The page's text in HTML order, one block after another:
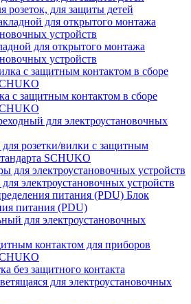
розеток, для защиты детей
для открытого монтажа
устройств
с защитным контактом в сборе
для электроустановочных
розетки/вилки с защитным
SCHUKO
электроустановочных устройств
Блок
питания (PDU)
для электроустановочных
контактом для приборов
без защитного контакта